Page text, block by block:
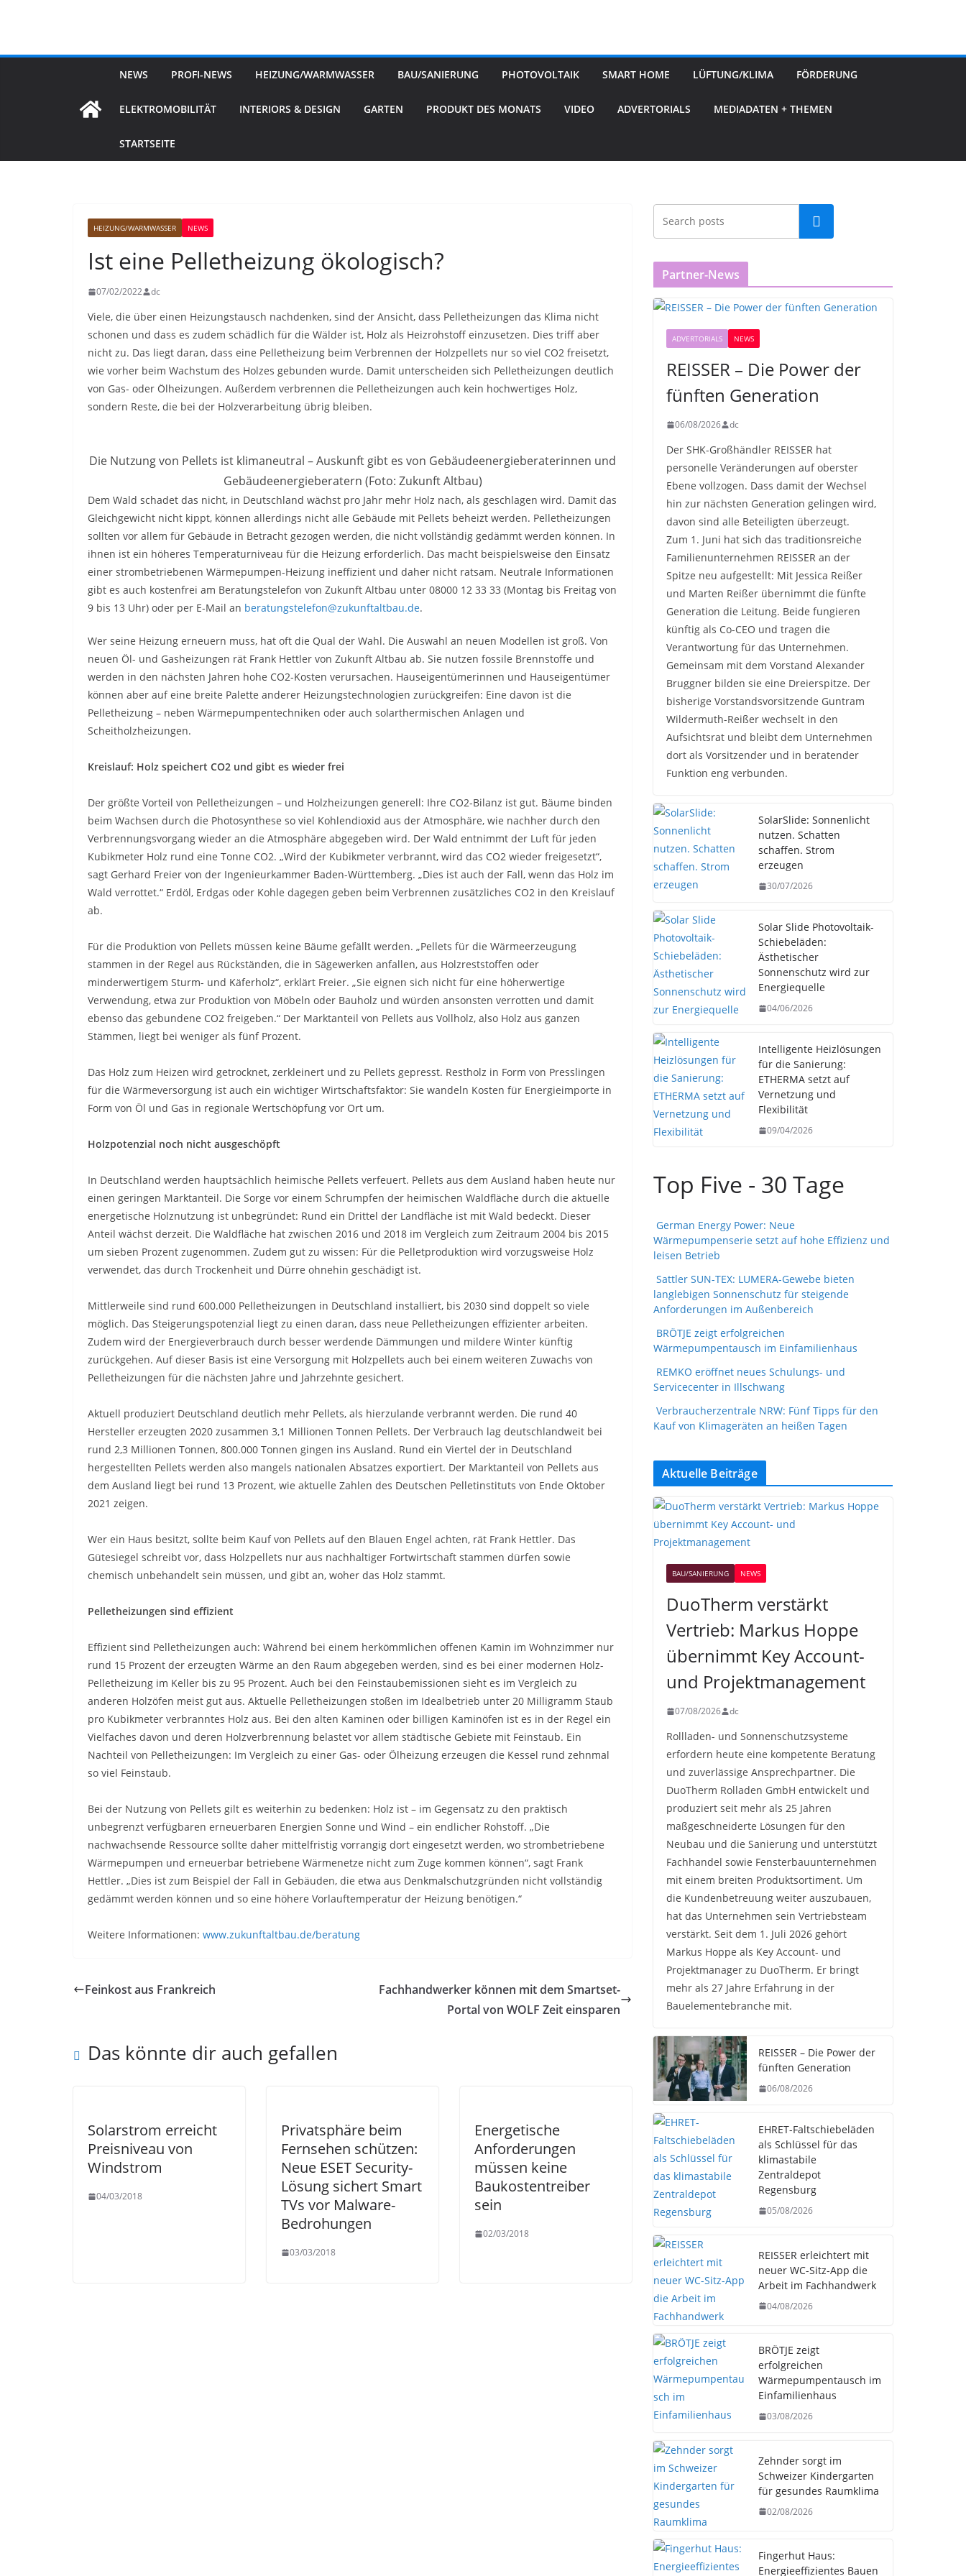
NEWS PROFI-NEWS HEIZUNG/WARMWASSER BAU/SANIERUNG PHOTOVOLTAIK SMART HOME LÜFTUNG/KLIMA FÖRDERUNG
ELEKTROMOBILITÄT INTERIORS & DESIGN GARTEN PRODUKT DES MONATS VIDEO ADVERTORIALS MEDIADATEN + THEMEN
STARTSEITE
HEIZUNG/WARMWASSER NEWS
Ist eine Pelletheizung ökologisch?
07/02/2022 dc
Viele, die über einen Heizungstausch nachdenken, sind der Ansicht, dass Pelletheizungen das Klima nicht
schonen und dass es zudem schädlich für die Wälder ist, Holz als Heizrohstoff einzusetzen. Dies triff aber
nicht zu. Das liegt daran, dass eine Pelletheizung beim Verbrennen der Holzpellets nur so viel CO2 freisetzt,
wie vorher beim Wachstum des Holzes gebunden wurde. Damit unterscheiden sich Pelletheizungen deutlich
von Gas- oder Ölheizungen. Außerdem verbrennen die Pelletheizungen auch kein hochwertiges Holz,
sondern Reste, die bei der Holzverarbeitung übrig bleiben.
Die Nutzung von Pellets ist klimaneutral – Auskunft gibt es von Gebäudeenergieberaterinnen und
Gebäudeenergieberatern (Foto: Zukunft Altbau)
Dem Wald schadet das nicht, in Deutschland wächst pro Jahr mehr Holz nach, als geschlagen wird. Damit das
Gleichgewicht nicht kippt, können allerdings nicht alle Gebäude mit Pellets beheizt werden. Pelletheizungen
sollten vor allem für Gebäude in Betracht gezogen werden, die nicht vollständig gedämmt werden können. In
ihnen ist ein höheres Temperaturniveau für die Heizung erforderlich. Das macht beispielsweise den Einsatz
einer strombetriebenen Wärmepumpen-Heizung ineffizient und daher nicht ratsam. Neutrale Informationen
gibt es auch kostenfrei am Beratungstelefon von Zukunft Altbau unter 08000 12 33 33 (Montag bis Freitag von
9 bis 13 Uhr) oder per E-Mail an beratungstelefon@zukunftaltbau.de.
Wer seine Heizung erneuern muss, hat oft die Qual der Wahl. Die Auswahl an neuen Modellen ist groß. Von
neuen Öl- und Gasheizungen rät Frank Hettler von Zukunft Altbau ab. Sie nutzen fossile Brennstoffe und
werden in den nächsten Jahren hohe CO2-Kosten verursachen. Hauseigentümerinnen und Hauseigentümer
können aber auf eine breite Palette anderer Heizungstechnologien zurückgreifen: Eine davon ist die
Pelletheizung – neben Wärmepumpentechniken oder auch solarthermischen Anlagen und
Scheitholzheizungen.
Kreislauf: Holz speichert CO2 und gibt es wieder frei
Der größte Vorteil von Pelletheizungen – und Holzheizungen generell: Ihre CO2-Bilanz ist gut. Bäume binden
beim Wachsen durch die Photosynthese so viel Kohlendioxid aus der Atmosphäre, wie nachher durch den
Verbrennungsvorgang wieder an die Atmosphäre abgegeben wird. Der Wald entnimmt der Luft für jeden
Kubikmeter Holz rund eine Tonne CO2. „Wird der Kubikmeter verbrannt, wird das CO2 wieder freigesetzt“,
sagt Gerhard Freier von der Ingenieurkammer Baden-Württemberg. „Dies ist auch der Fall, wenn das Holz im
Wald verrottet.“ Erdöl, Erdgas oder Kohle dagegen geben beim Verbrennen zusätzliches CO2 in den Kreislauf
ab.
Für die Produktion von Pellets müssen keine Bäume gefällt werden. „Pellets für die Wärmeerzeugung
stammen in der Regel aus Rückständen, die in Sägewerken anfallen, aus Holzreststoffen oder
minderwertigem Sturm- und Käferholz“, erklärt Freier. „Sie eignen sich nicht für eine höherwertige
Verwendung, etwa zur Produktion von Möbeln oder Bauholz und würden ansonsten verrotten und damit
ebenso das gebundene CO2 freigeben.“ Der Marktanteil von Pellets aus Vollholz, also Holz aus ganzen
Stämmen, liegt bei weniger als fünf Prozent.
Das Holz zum Heizen wird getrocknet, zerkleinert und zu Pellets gepresst. Restholz in Form von Presslingen
für die Wärmeversorgung ist auch ein wichtiger Wirtschaftsfaktor: Sie wandeln Kosten für Energieimporte in
Form von Öl und Gas in regionale Wertschöpfung vor Ort um.
Holzpotenzial noch nicht ausgeschöpft
In Deutschland werden hauptsächlich heimische Pellets verfeuert. Pellets aus dem Ausland haben heute nur
einen geringen Marktanteil. Die Sorge vor einem Schrumpfen der heimischen Waldfläche durch die aktuelle
energetische Holznutzung ist unbegründet: Rund ein Drittel der Landfläche ist mit Wald bedeckt. Dieser
Anteil wächst derzeit. Die Waldfläche hat zwischen 2016 und 2018 im Vergleich zum Zeitraum 2004 bis 2015
um sieben Prozent zugenommen. Zudem gut zu wissen: Für die Pelletproduktion wird vorzugsweise Holz
verwendet, das durch Trockenheit und Dürre ohnehin geschädigt ist.
Mittlerweile sind rund 600.000 Pelletheizungen in Deutschland installiert, bis 2030 sind doppelt so viele
möglich. Das Steigerungspotenzial liegt zu einen daran, dass neue Pelletheizungen effizienter arbeiten.
Zudem wird der Energieverbrauch durch besser werdende Dämmungen und mildere Winter künftig
zurückgehen. Auf dieser Basis ist eine Versorgung mit Holzpellets auch bei einem weiteren Zuwachs von
Pelletheizungen für die nächsten Jahre und Jahrzehnte gesichert.
Aktuell produziert Deutschland deutlich mehr Pellets, als hierzulande verbrannt werden. Die rund 40
Hersteller erzeugten 2020 zusammen 3,1 Millionen Tonnen Pellets. Der Verbrauch lag deutschlandweit bei
rund 2,3 Millionen Tonnen, 800.000 Tonnen gingen ins Ausland. Rund ein Viertel der in Deutschland
hergestellten Pellets werden also mangels nationalen Absatzes exportiert. Der Marktanteil von Pellets aus
dem Ausland liegt bei rund 13 Prozent, wie aktuelle Zahlen des Deutschen Pelletinstituts von Ende Oktober
2021 zeigen.
Wer ein Haus besitzt, sollte beim Kauf von Pellets auf den Blauen Engel achten, rät Frank Hettler. Das
Gütesiegel schreibt vor, dass Holzpellets nur aus nachhaltiger Fortwirtschaft stammen dürfen sowie
chemisch unbehandelt sein müssen, und gibt an, woher das Holz stammt.
Pelletheizungen sind effizient
Effizient sind Pelletheizungen auch: Während bei einem herkömmlichen offenen Kamin im Wohnzimmer nur
rund 15 Prozent der erzeugten Wärme an den Raum abgegeben werden, sind es bei einer modernen Holz-
Pelletheizung im Keller bis zu 95 Prozent. Auch bei den Feinstaubemissionen sieht es im Vergleich zu
anderen Holzöfen meist gut aus. Aktuelle Pelletheizungen stoßen im Idealbetrieb unter 20 Milligramm Staub
pro Kubikmeter verbranntes Holz aus. Bei den alten Kaminen oder billigen Kaminöfen ist es in der Regel ein
Vielfaches davon und deren Holzverbrennung belastet vor allem städtische Gebiete mit Feinstaub. Ein
Nachteil von Pelletheizungen: Im Vergleich zu einer Gas- oder Ölheizung erzeugen die Kessel rund zehnmal
so viel Feinstaub.
Bei der Nutzung von Pellets gilt es weiterhin zu bedenken: Holz ist – im Gegensatz zu den praktisch
unbegrenzt verfügbaren erneuerbaren Energien Sonne und Wind – ein endlicher Rohstoff. „Die
nachwachsende Ressource sollte daher mittelfristig vorrangig dort eingesetzt werden, wo strombetriebene
Wärmepumpen und erneuerbar betriebene Wärmenetze nicht zum Zuge kommen können“, sagt Frank
Hettler. „Dies ist zum Beispiel der Fall in Gebäuden, die etwa aus Denkmalschutzgründen nicht vollständig
gedämmt werden können und so eine höhere Vorlauftemperatur der Heizung benötigen.“
Weitere Informationen: www.zukunftaltbau.de/beratung
Feinkost aus Frankreich
Fachhandwerker können mit dem Smartset-
Portal von WOLF Zeit einsparen
Das könnte dir auch gefallen
Solarstrom erreicht
Preisniveau von
Windstrom
04/03/2018
Privatsphäre beim
Fernsehen schützen:
Neue ESET Security-
Lösung sichert Smart
TVs vor Malware-
Bedrohungen
03/03/2018
Energetische
Anforderungen
müssen keine
Baukostentreiber
sein
02/03/2018
Partner-News
ADVERTORIALS NEWS
REISSER – Die Power der
fünften Generation
06/08/2026 dc
Der SHK-Großhändler REISSER hat
personelle Veränderungen auf oberster
Ebene vollzogen. Dass damit der Wechsel
hin zur nächsten Generation gelingen wird,
davon sind alle Beteiligten überzeugt.
Zum 1. Juni hat sich das traditionsreiche
Familienunternehmen REISSER an der
Spitze neu aufgestellt: Mit Jessica Reißer
und Marten Reißer übernimmt die fünfte
Generation die Leitung. Beide fungieren
künftig als Co-CEO und tragen die
Verantwortung für das Unternehmen.
Gemeinsam mit dem Vorstand Alexander
Bruggner bilden sie eine Dreierspitze. Der
bisherige Vorstandsvorsitzende Guntram
Wildermuth-Reißer wechselt in den
Aufsichtsrat und bleibt dem Unternehmen
dort als Vorsitzender und in beratender
Funktion eng verbunden.
SolarSlide: Sonnenlicht
nutzen. Schatten
schaffen. Strom
erzeugen
30/07/2026
Solar Slide Photovoltaik-
Schiebeläden:
Ästhetischer
Sonnenschutz wird zur
Energiequelle
04/06/2026
Intelligente Heizlösungen
für die Sanierung:
ETHERMA setzt auf
Vernetzung und
Flexibilität
09/04/2026
Top Five - 30 Tage
German Energy Power: Neue
Wärmepumpenserie setzt auf hohe Effizienz und
leisen Betrieb
Sattler SUN-TEX: LUMERA-Gewebe bieten
langlebigen Sonnenschutz für steigende
Anforderungen im Außenbereich
BRÖTJE zeigt erfolgreichen
Wärmepumpentausch im Einfamilienhaus
REMKO eröffnet neues Schulungs- und
Servicecenter in Illschwang
Verbraucherzentrale NRW: Fünf Tipps für den
Kauf von Klimageräten an heißen Tagen
Aktuelle Beiträge
BAU/SANIERUNG NEWS
DuoTherm verstärkt
Vertrieb: Markus Hoppe
übernimmt Key Account-
und Projektmanagement
07/08/2026 dc
Rollladen- und Sonnenschutzsysteme
erfordern heute eine kompetente Beratung
und zuverlässige Ansprechpartner. Die
DuoTherm Rolladen GmbH entwickelt und
produziert seit mehr als 25 Jahren
maßgeschneiderte Lösungen für den
Neubau und die Sanierung und unterstützt
Fachhandel sowie Fensterbauunternehmen
mit einem breiten Produktsortiment. Um
die Kundenbetreuung weiter auszubauen,
hat das Unternehmen sein Vertriebsteam
verstärkt. Seit dem 1. Juli 2026 gehört
Markus Hoppe als Key Account- und
Projektmanager zu DuoTherm. Er bringt
mehr als 27 Jahre Erfahrung in der
Bauelementebranche mit.
REISSER – Die Power der
fünften Generation
06/08/2026
EHRET-Faltschiebeläden
als Schlüssel für das
klimastabile
Zentraldepot
Regensburg
05/08/2026
REISSER erleichtert mit
neuer WC-Sitz-App die
Arbeit im Fachhandwerk
04/08/2026
BRÖTJE zeigt
erfolgreichen
Wärmepumpentausch im
Einfamilienhaus
03/08/2026
Zehnder sorgt im
Schweizer Kindergarten
für gesundes Raumklima
02/08/2026
Fingerhut Haus:
Energieeffizientes Bauen